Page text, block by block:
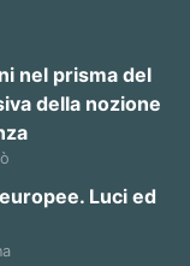
nel prisma del
della nozione
Luci ed